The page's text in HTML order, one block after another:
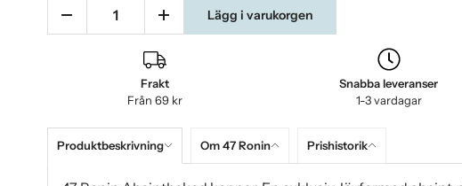
Lägg i varukorgen
Frakt
Från 69 kr
Snabba leveranser
1-3 vardagar
Produktbeskrivning Om 47 Ronin Prishistorik